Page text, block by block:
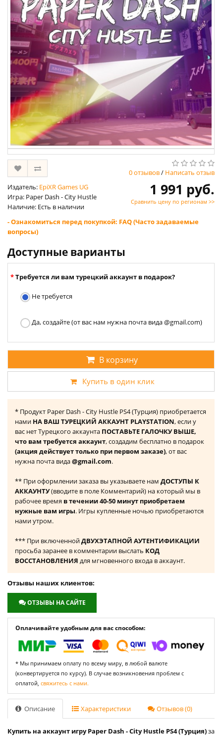
0 отзывов/ Написать отзыв
Издатель: EpiXR Games UG
Игра: Paper Dash - City Hustle
Наличие: Есть в наличии
1 991 руб.
Сравнить цену по регионам >>
- Ознакомиться перед покупкой: FAQ (Часто задаваемые
вопросы)
Доступные варианты
Требуется ли вам турецкий аккаунт в подарок?
Не требуется
Да, создайте (от вас нам нужна почта вида @gmail.com)
В корзину
Купить в один клик
* Продукт Paper Dash - City Hustle PS4 (Турция) приобретается
нами НА ВАШ ТУРЕЦКИЙ АККАУНТ PLAYSTATION, если у
вас нет Турецкого аккаунта ПОСТАВЬТЕ ГАЛОЧКУ ВЫШЕ,
что вам требуется аккаунт, создадим бесплатно в подарок
(акция действует только при первом заказе), от вас
нужна почта вида@gmail.com.
** При оформлении заказа вы указываете нам ДОСТУПЫ К
АККАУНТУ(вводите в поле Комментарий) на который мы в
рабочее время в течении 40-50 минут приобретаем
нужные вам игры. Игры купленные ночью приобретаются
нами утром.
*** При включеннойДВУХЭТАПНОЙ АУТЕНТИФИКАЦИИ
просьба заранее в комментарии выслать КОД
ВОССТАНОВЛЕНИЯ для мгновенного входа в аккаунт.
Отзывы наших клиентов:
ОТЗЫВЫ НА САЙТЕ
Оплачивайте удобным для вас способом:
* Мы принимаем оплату по всему миру, в любой валюте
(конвертируется по курсу). В случае возникновения проблем с
оплатой, свяжитесь с нами.
Описание Характеристики Отзывов (0)
Купить на аккаунт игру Paper Dash - City Hustle PS4 (Турция)за